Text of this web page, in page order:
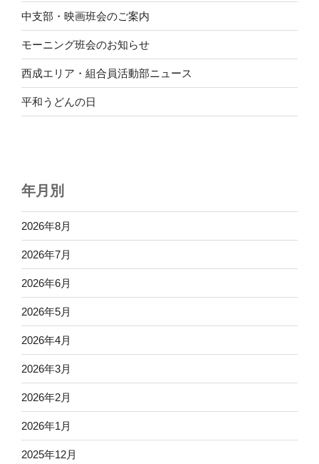
中支部・映画班会のご案内
モーニング班会のお知らせ
西成エリア・組合員活動部ニュース
平和うどんの日
年月別
2026年8月
2026年7月
2026年6月
2026年5月
2026年4月
2026年3月
2026年2月
2026年1月
2025年12月